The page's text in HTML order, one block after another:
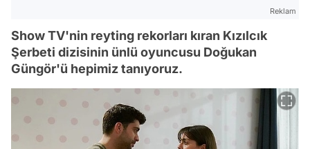
Reklam
Show TV'nin reyting rekorları kıran Kızılcık
Şerbeti dizisinin ünlü oyuncusu Doğukan
Güngör'ü hepimiz tanıyoruz.